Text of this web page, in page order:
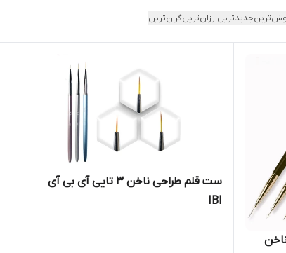
جدیدترینارزان‌ترینگران‌ترین
ست قلم طراحی ناخن 3 تایی آی بی آی
IBI